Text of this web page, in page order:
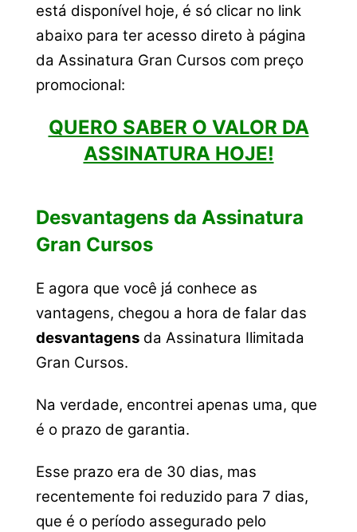
está disponível hoje, é só clicar no link
abaixo para ter acesso direto à página
da Assinatura Gran Cursos com preço
promocional:
QUERO SABER O VALOR DA
ASSINATURA HOJE!
Desvantagens da Assinatura
Gran Cursos
E agora que você já conhece as
vantagens, chegou a hora de falar das
desvantagensda Assinatura Ilimitada
Gran Cursos.
Na verdade, encontrei apenas uma, que
é o prazo de garantia.
Esse prazo era de 30 dias, mas
recentemente foi reduzido para 7 dias,
que é o período assegurado pelo